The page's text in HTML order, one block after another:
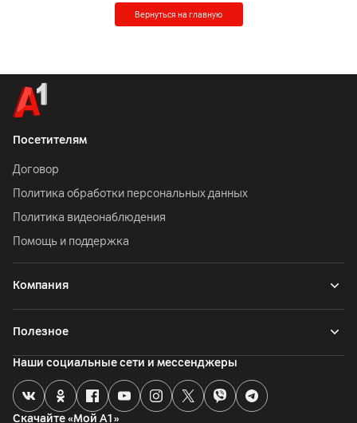
Вернуться на главную
Посетителям
Договор
Политика обработки персональных данных
Политика видеонаблюдения
Помощь и поддержка
Компания
Полезное
Скачайте «Мой А1»
Наши социальные сети и мессенджеры